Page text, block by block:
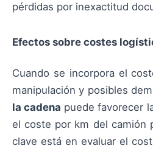
pérdidas por inexactitud
Efectos sobre costes
Cuando se incorpora el
manipulación y posibles
la cadena puede favorecer
el coste por km del camión
clave está en evaluar el